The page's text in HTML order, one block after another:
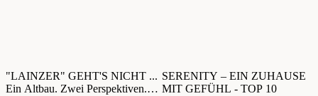
"LAINZER" GEHT'S NICHT ...
Ein Altbau. Zwei Perspektiven.
SERENITY – EIN ZUHAUSE
MIT GEFÜHL - TOP 10